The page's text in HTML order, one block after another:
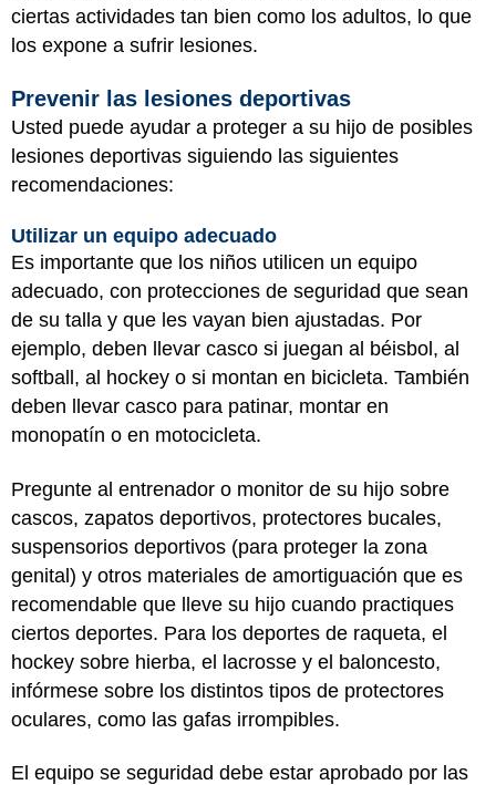
ciertas actividades tan bien como los adultos, lo que
los expone a sufrir lesiones.
Prevenir las lesiones deportivas
Usted puede ayudar a proteger a su hijo de posibles
lesiones deportivas siguiendo las siguientes
recomendaciones:
Utilizar un equipo adecuado
Es importante que los niños utilicen un equipo
adecuado, con protecciones de seguridad que sean
de su talla y que les vayan bien ajustadas. Por
ejemplo, deben llevar casco si juegan al béisbol, al
softball, al hockey o si montan en bicicleta. También
deben llevar casco para patinar, montar en
monopatín o en motocicleta.
Pregunte al entrenador o monitor de su hijo sobre
cascos, zapatos deportivos, protectores bucales,
suspensorios deportivos (para proteger la zona
genital) y otros materiales de amortiguación que es
recomendable que lleve su hijo cuando practiques
ciertos deportes. Para los deportes de raqueta, el
hockey sobre hierba, el lacrosse y el baloncesto,
infórmese sobre los distintos tipos de protectores
oculares, como las gafas irrompibles.
El equipo se seguridad debe estar aprobado por las